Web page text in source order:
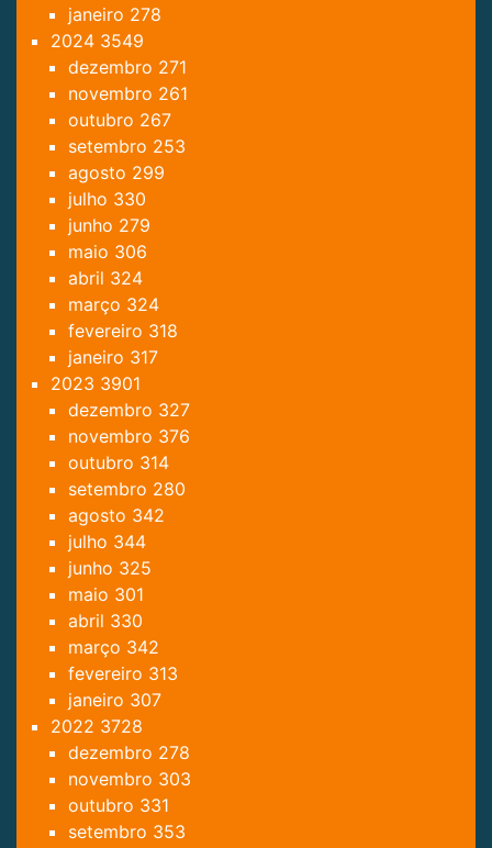
janeiro 278
2024 3549
dezembro 271
novembro 261
outubro 267
setembro 253
agosto 299
julho 330
junho 279
maio 306
abril 324
março 324
fevereiro 318
janeiro 317
2023 3901
dezembro 327
novembro 376
outubro 314
setembro 280
agosto 342
julho 344
junho 325
maio 301
abril 330
março 342
fevereiro 313
janeiro 307
2022 3728
dezembro 278
novembro 303
outubro 331
setembro 353